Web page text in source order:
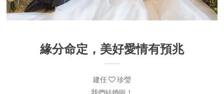
緣分命定，美好愛情有預兆
建任
珍瑩